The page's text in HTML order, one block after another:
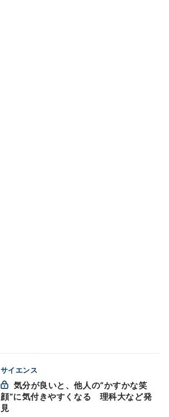
サイエンス
顔”に気付きやすくなる 理科大など発
見